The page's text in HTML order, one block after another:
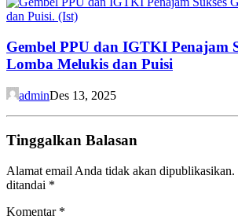
Gembel PPU dan IGTKI Penajam
Lomba Melukis dan Puisi
adminDes 13, 2025
Tinggalkan Balasan
Alamat email Anda tidak akan dipublikasikan.
ditandai *
Komentar *